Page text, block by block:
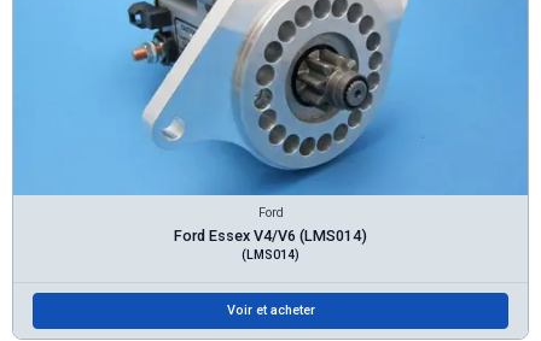
Ford
Ford Essex V4/V6 (LMS014)
(LMS014)
Voir et acheter